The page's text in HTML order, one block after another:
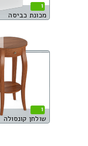
1
מכונת כביסה
1
שולחן קונסולה